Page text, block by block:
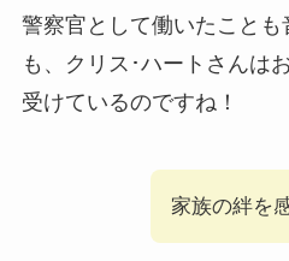
警察官として働いたことも
も、クリス･ハートさんは
受けているのですね！
家族の絆を